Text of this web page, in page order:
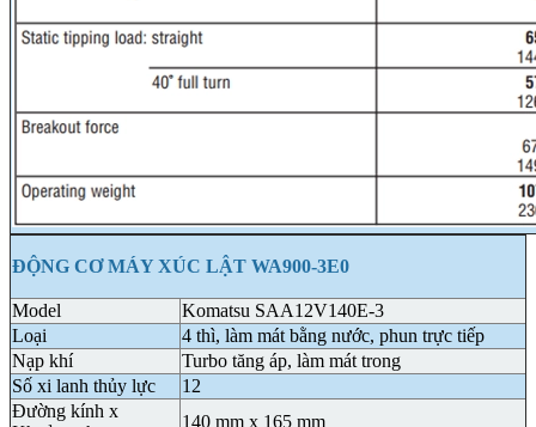
ĐỘNG CƠ MÁY XÚC LẬT WA900-3E0
Model
Komatsu SAA12V140E-3
Loại
4 thì, làm mát bằng nước, phun trực tiếp
Nạp khí
Turbo tăng áp, làm mát trong
Số xi lanh thủy lực
12
Đường kính x
140 mm x 165 mm